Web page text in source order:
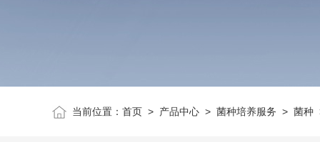
当前位置： 首页> 产品中心> 菌种培养服务 > 菌种